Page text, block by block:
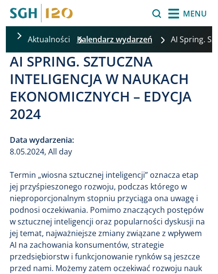
MENU
Aktualności Kalendarz wydarzeń AI Spring.
AI SPRING. SZTUCZNA
INTELIGENCJA W NAUKACH
EKONOMICZNYCH – EDYCJA
2024
Data wydarzenia:
8.05.2024, All day
Termin „wiosna sztucznej inteligencji” oznacza etap
jej przyśpieszonego rozwoju, podczas którego w
nieproporcjonalnym stopniu przyciąga ona uwagę i
podnosi oczekiwania. Pomimo znaczących postępów
w sztucznej inteligencji oraz popularności dyskusji na
jej temat, najważniejsze zmiany związane z wpływem
AI na zachowania konsumentów, strategie
przedsiębiorstw i funkcjonowanie rynków są jeszcze
przed nami. Możemy zatem oczekiwać rozwoju nauk